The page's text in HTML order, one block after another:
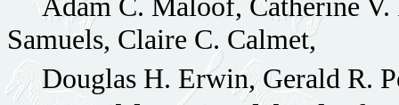
Adam C. Maloof, Catherine
Samuels, Claire C. Calmet,
Douglas H. Erwin, Gerald R.